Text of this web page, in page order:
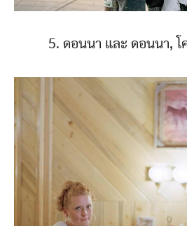
5. ดอนนา และ ดอนนา, โ